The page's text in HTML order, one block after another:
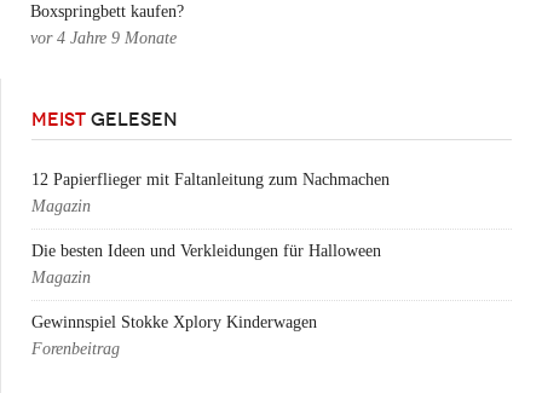
Boxspringbett kaufen?
vor 4 Jahre 9 Monate
MEIST GELESEN
12 Papierflieger mit Faltanleitung zum Nachmachen
Magazin
Die besten Ideen und Verkleidungen für Halloween
Magazin
Gewinnspiel Stokke Xplory Kinderwagen
Forenbeitrag